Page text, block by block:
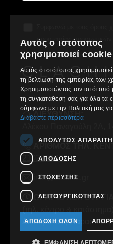
όρους
προστασίας προσωπικών
ΔΙΕΥΘΥΝΣΗ:
Αλέκου Παναγούλη 2Α,
2102829000
info@clachic.gr
ΩΡΑΡΙΟ
Δευτέρα έως
Αυτός ο ιστότοπος
χρησιμοποιεί
Αυτός ο ιστότοπος
τη βελτίωση της εμπειρίας των
Χρησιμοποιώντας τον ιστότοπό
τη συγκατάθεσή σας για όλα τα
σύμφωνα με την Πολιτική μας
Διαβάστε περισσότερα
ΑΠΟΛΎΤΩΣ
ΑΠΌΔΟΣΗΣ
ΣΤΌΧΕΥΣΗΣ
ΛΕΙΤΟΥΡΓΙΚΌΤΗΤΑΣ
ΑΠΟΔΟΧΉ ΌΛΩΝ